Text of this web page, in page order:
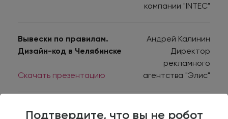
Подтвердите, что вы не робот
компании "INTEC"
Вывески по правилам.
Дизайн-код в Челябинске
Скачать презентацию
Андрей Калинин
Директор
рекламного
агентства "Элис"
Андрей Коган